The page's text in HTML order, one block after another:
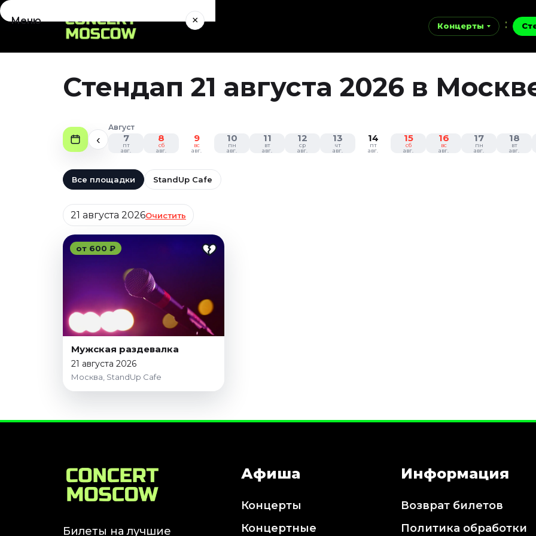
Концерты
Меню ×
Концерты
Сентябрь 2026
Декабрь 2026
Январь 2027
Сентябрь 2026
Октябрь 2026
Ноябрь 2026
Декабрь 2026
Август 2026
Сентябрь 2026
Октябрь 2026
Ноябрь 2026
Декабрь 2026
Август 2026
Декабрь 2026
Январь 2027
Сентябрь 2026
Стендап 21 августа 2026 в
‹
Август
7
пт
авг.
8
сб
авг.
9
вс
авг.
10
пн
авг.
11
вт
авг.
12
ср
авг.
13
чт
авг.
14
пт
авг.
15
сб
авг.
16
вс
авг.
17
пн
авг.
18
вт
авг.
Все площадки StandUp Cafe
Дата
21 августа 2026Очистить
от 600 ₽
Мужская раздевалка
21 августа 2026
Москва, StandUp Cafe
Билеты на лучшие
Афиша
Концерты
Концертные
Информация
Возврат билетов
Политика обработки